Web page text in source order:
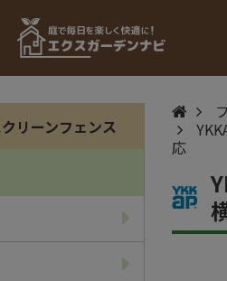
リーンフェンス
応